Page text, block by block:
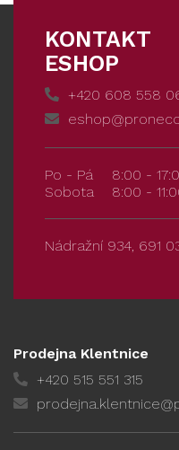
KONTAKT
ESHOP
+420 608 558
Po - Pá
8:00 -
Sobota
8:00 -
Nádražní 934, 691
Prodejna Klentnice
+420 515 551 315